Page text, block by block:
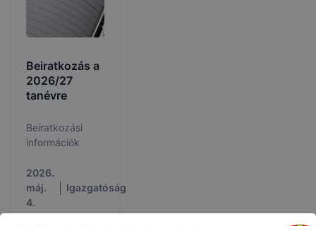
Beiratkozás a
2026/27
tanévre
Beiratkozási
információk
2026.
máj.
4.
Igazgatóság